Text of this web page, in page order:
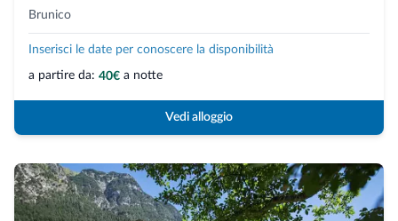
Brunico
Inserisci le date per conoscere la disponibilità
a partire da: 40€ a notte
Vedi alloggio